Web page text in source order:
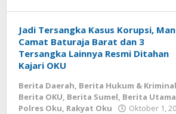
Jadi Tersangka Kasus Korupsi,
Camat Baturaja Barat dan 3
Tersangka Lainnya Resmi Ditahan
Kajari OKU
Berita Daerah, Berita Hukum & Kriminal
Berita OKU, Berita Sumel, Berita Utama
Polres Oku, Rakyat Oku Oktober 1,